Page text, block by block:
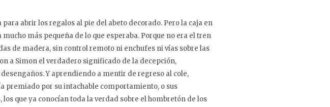
abrir los regalos al pie del abeto decorado. Pero la caja en
más pequeña de lo que esperaba. Porque no era el tren
de madera, sin control remoto ni enchufes ni vías sobre las
a Simon el verdadero significado de la decepción,
Y aprendiendo a mentir de regreso al cole,
premiado por su intachable comportamiento, o sus
que ya conocían toda la verdad sobre el hombretón de los